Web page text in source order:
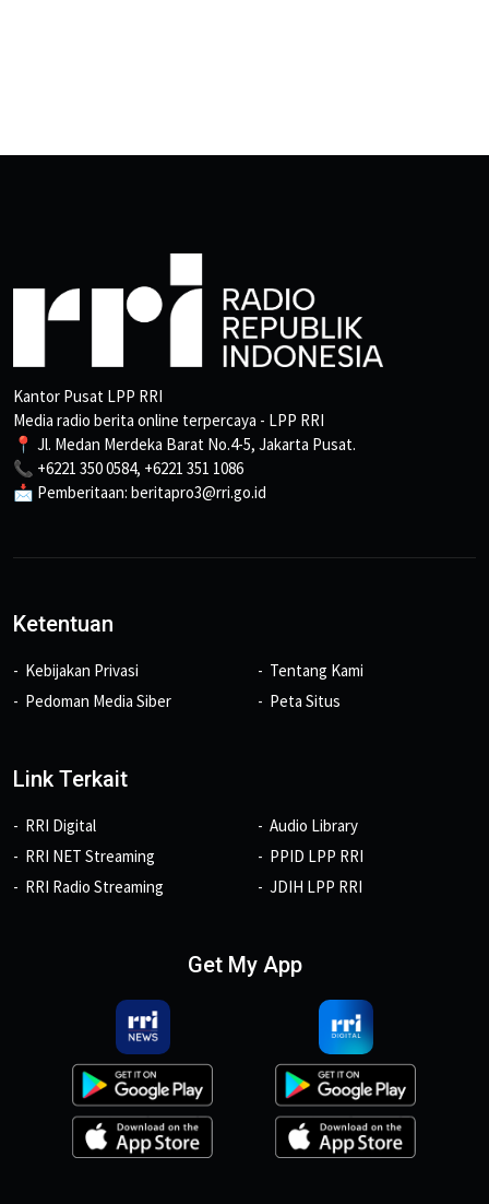
Kantor Pusat LPP RRI
Media radio berita online terpercaya - LPP RRI
📍 Jl. Medan Merdeka Barat No.4-5, Jakarta Pusat.
📞 +6221 350 0584, +6221 351 1086
📩 Pemberitaan: beritapro3@rri.go.id
Ketentuan
Kebijakan Privasi
Pedoman Media Siber
Tentang Kami
Peta Situs
Link Terkait
RRI Digital
RRI NET Streaming
RRI Radio Streaming
Audio Library
PPID LPP RRI
JDIH LPP RRI
Get My App